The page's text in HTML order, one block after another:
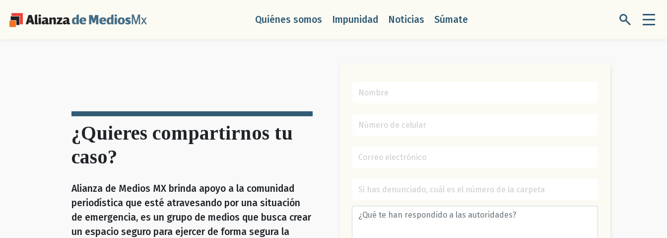
Quiénes somos Impunidad Noticias Súmate
¿Quieres compartirnos tu
caso?
Alianza de Medios MX brinda apoyo a la comunidad
periodística que esté atravesando por una situación
de emergencia, es un grupo de medios que busca crear
un espacio seguro para ejercer de forma segura la